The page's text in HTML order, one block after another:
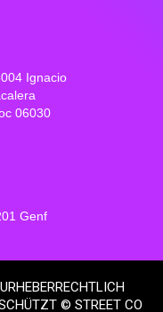
Ignacio
06030
Genf
URHEBERRECHTLICH
© STREET CO